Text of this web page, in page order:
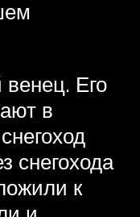
Его
в
снегохода
к